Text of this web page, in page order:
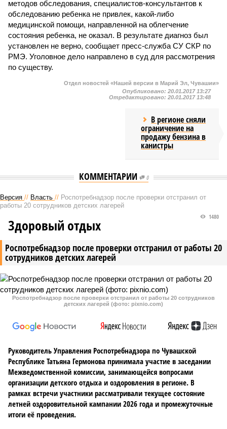
методов обследования, специалистов-консультантов к
обследованию ребенка не привлек, какой-либо
медицинской помощи, направленной на облегчение
состояния ребенка, не оказал. В результате диагноз был
установлен не верно, сообщает пресс-служба СУ СКР по
РМЭ. Уголовное дело направлено в суд для рассмотрения
по существу.
Отдел новостей «Нашей версии в Марий Эл, Чувашии»
Опубликовано: 20.01.2017 13:27
Отредактировано: 20.01.2017 13:48
В регионе сняли
ограничение на
продажу бензина в
канистры
КОММЕНТАРИИ 0
Версия // Власть // Роспотребнадзор после проверки отстранил от
работы 20 сотрудников детских лагерей
Роспотребнадзор после проверки отстранил от работы 20
сотрудников детских лагерей
1480
Здоровый отдых
Роспотребнадзор после проверки отстранил от работы 20 сотрудников
детских лагерей (фото: pixnio.com)
Руководитель Управления Роспотребнадзора по Чувашской
Республике Татьяна Гермонова принимала участие в заседании
Межведомственной комиссии, занимающейся вопросами
организации детского отдыха и оздоровления в регионе. В
рамках встречи участники рассматривали текущее состояние
летней оздоровительной кампании 2026 года и промежуточные
итоги её проведения.